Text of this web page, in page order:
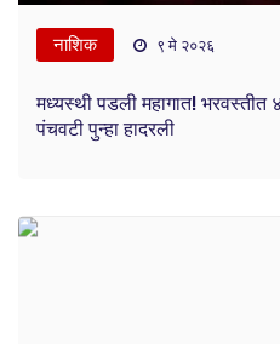
नाशिक ९ मे २०२६
मध्यस्थी पडली महागात! भरवस्तीत
पंचवटी पुन्हा हादरली